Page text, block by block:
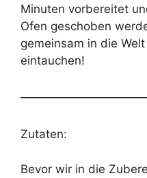
Minuten vorbereitet
Ofen geschoben
gemeinsam in die
eintauchen!
Zutaten:
Bevor wir in die